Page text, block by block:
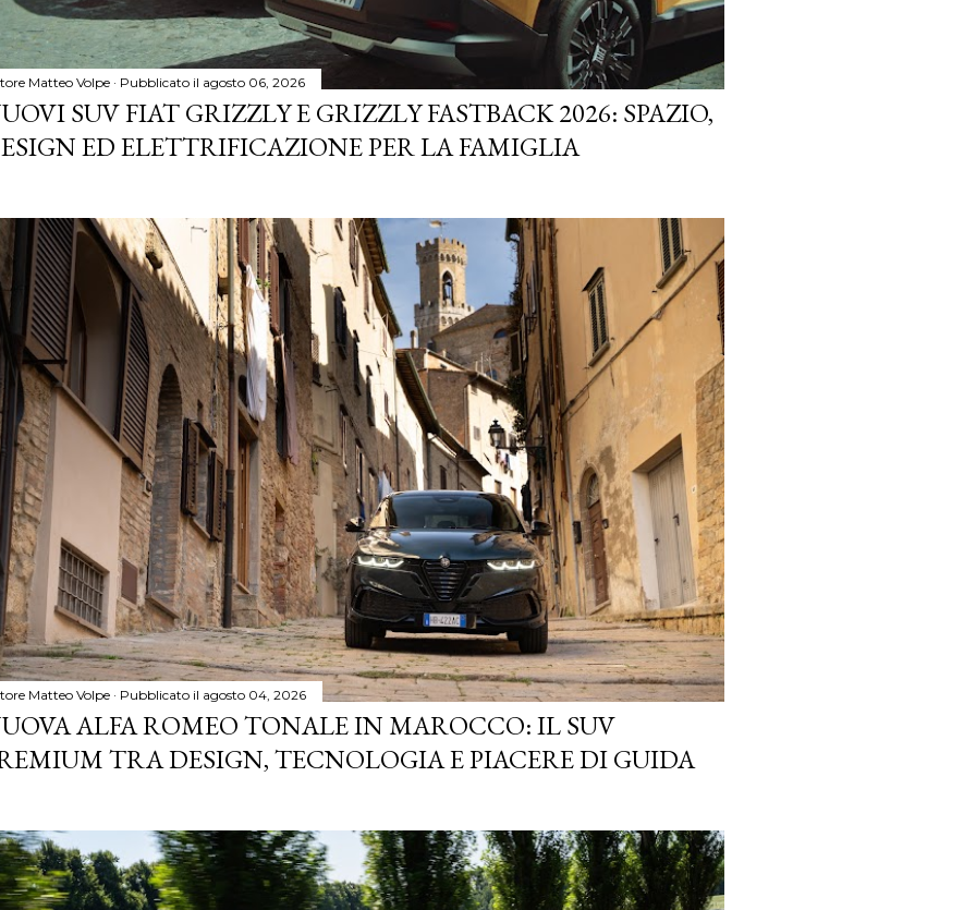
Matteo Volpe Pubblicato il agosto 06, 2026
SUV FIAT GRIZZLY E GRIZZLY FASTBACK 2026: SPAZIO,
ED ELETTRIFICAZIONE PER LA FAMIGLIA
Matteo Volpe Pubblicato il agosto 04, 2026
ALFA ROMEO TONALE IN MAROCCO: IL SUV
TRA DESIGN, TECNOLOGIA E PIACERE DI GUIDA